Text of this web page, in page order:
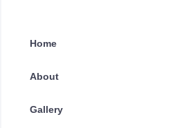
Home
About
Gallery